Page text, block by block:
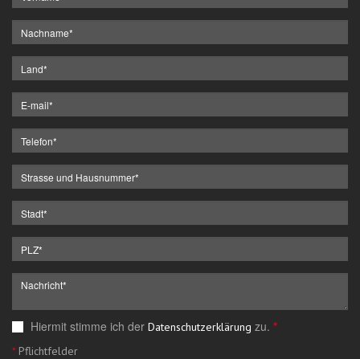
Hiermit stimme ich der Datenschutzerklärung zu. *
*Pflichtfelder